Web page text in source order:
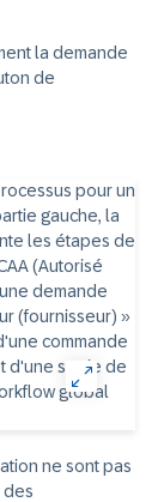
la demande
de
ne sont pas
des